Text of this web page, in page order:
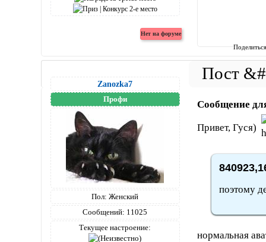
Zanozka7
Профи
Пол: Женский
Сообщений: 11025
Текущее настроение:
Сообщение
Привет, Гуся)
поэтому
нормальная